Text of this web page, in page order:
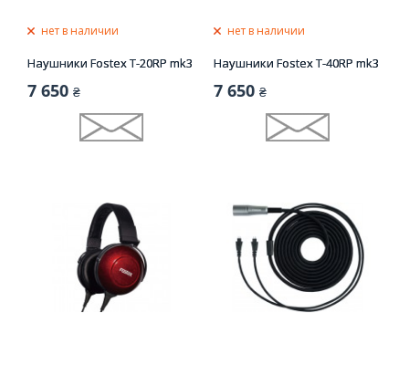
нет в наличии
Наушники Fostex T-20RP mk3
7 650 ₴
нет в наличии
Наушники Fostex T-40RP mk3
7 650 ₴